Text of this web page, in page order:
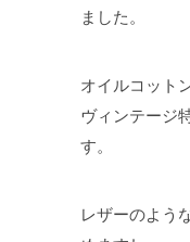
ました。
オイルコット
ヴィンテージ
す。
レザーのよう